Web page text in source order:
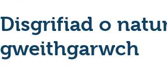
Disgrifiad o
gweithgarwch